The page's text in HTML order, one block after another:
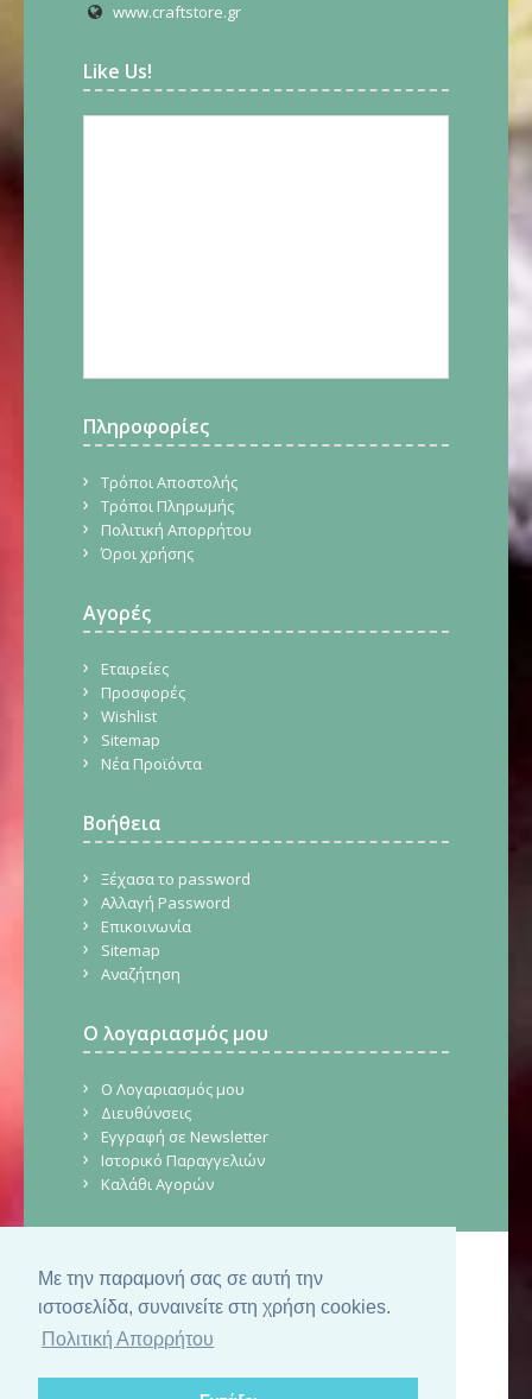
Με την παραμονή σας σε αυτή την
ιστοσελίδα, συναινείτε στη χρήση cookies.
Πολιτική Απορρήτου
www.craftstore.gr
Like Us!
Πληροφορίες
Τρόποι Αποστολής
Τρόποι Πληρωμής
Πολιτική Απορρήτου
Όροι χρήσης
Αγορές
Εταιρείες
Προσφορές
Wishlist
Sitemap
Νέα Προϊόντα
Βοήθεια
Ξέχασα το password
Αλλαγή Password
Επικοινωνία
Sitemap
Αναζήτηση
Ο λογαριασμός μου
Ο Λογαριασμός μου
Διευθύνσεις
Εγγραφή σε Newsletter
Ιστορικό Παραγγελιών
Καλάθι Αγορών
© Copyright 2026. CraftStore.gr.
Δημιουργία Ιστοσελίδας SilkTech